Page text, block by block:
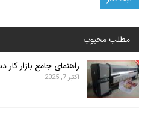
راهنمای جامع بازار کار دستگاه‌های
اکتبر 7, 2025